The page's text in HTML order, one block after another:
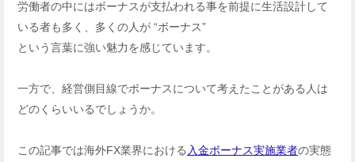
労働者の中にはボーナスが支払われる事を前提に生活設計して
いる者も多く、多くの人が “ボーナス”
という言葉に強い魅力を感じています。
一方で、経営側目線でボーナスについて考えたことがある人は
どのくらいいるでしょうか。
この記事では海外FX業界における 入金ボーナス実施業者の実態